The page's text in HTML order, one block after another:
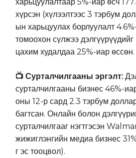
хүрсэн (хүлээлтээс 3 тэрбум
ын харьцуулах борлуулалт
томоохон сүлжээ
цахим худалдаа 25%-иар өссөн.
📺 Сурталчилгааны эргэлт:
сурталчилгааны бизнес 46%-
оны 12-р сард 2.3 тэрбум
багтсан. Онлайн болон
сурталчилгааг нэгтгэсэн
жижиглэнгийн медиа бизнес
г эс тооцвол).